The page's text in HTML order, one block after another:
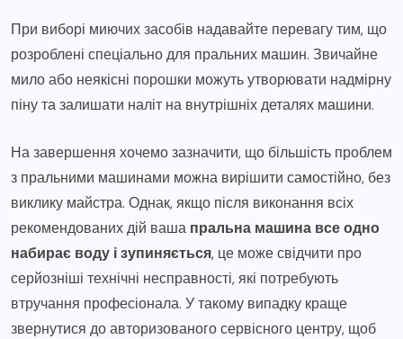
При виборі миючих засобів надавайте перевагу тим, що
розроблені спеціально для пральних машин. Звичайне
мило або неякісні порошки можуть утворювати надмірну
піну та залишати наліт на внутрішніх деталях машини.
На завершення хочемо зазначити, що більшість проблем
з пральними машинами можна вирішити самостійно, без
виклику майстра. Однак, якщо після виконання всіх
рекомендованих дій ваша пральна машина все одно
набирає воду і зупиняється, це може свідчити про
серйозніші технічні несправності, які потребують
втручання професіонала. У такому випадку краще
звернутися до авторизованого сервісного центру, щоб